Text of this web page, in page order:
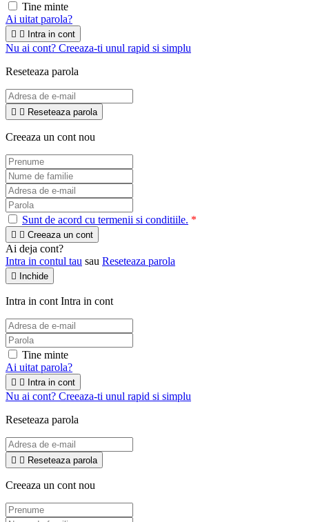
Tine minte
Ai uitat parola?
  Intra in cont
Nu ai cont? Creeaza-ti unul rapid si simplu
Reseteaza parola
  Reseteaza parola
Creeaza un cont nou
Sunt de acord cu termenii si conditiile. *
  Creeaza un cont
Ai deja cont?
Intra in contul tau sau Reseteaza parola
 Inchide
Intra in contIntra in cont
Tine minte
Ai uitat parola?
  Intra in cont
Nu ai cont? Creeaza-ti unul rapid si simplu
Reseteaza parola
  Reseteaza parola
Creeaza un cont nou